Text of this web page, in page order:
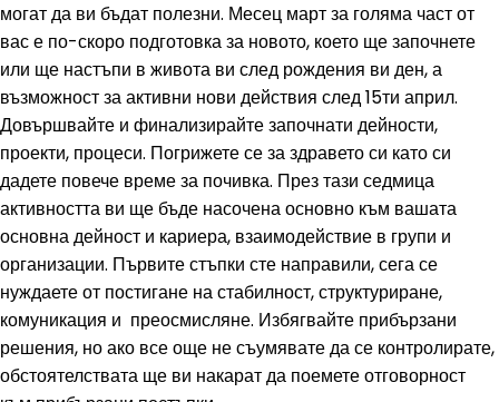
могат да ви бъдат полезни. Месец март за голяма част от
вас е по-скоро подготовка за новото, което ще започнете
или ще настъпи в живота ви след рождения ви ден, а
възможност за активни нови действия след 15ти април.
Довършвайте и финализирайте започнати дейности,
проекти, процеси. Погрижете се за здравето си като си
дадете повече време за почивка. През тази седмица
активността ви ще бъде насочена основно към вашата
основна дейност и кариера, взаимодействие в групи и
организации. Първите стъпки сте направили, сега се
нуждаете от постигане на стабилност, структуриране,
комуникация и преосмисляне. Избягвайте прибързани
решения, но ако все още не съумявате да се контролирате,
обстоятелствата ще ви накарат да поемете отговорност